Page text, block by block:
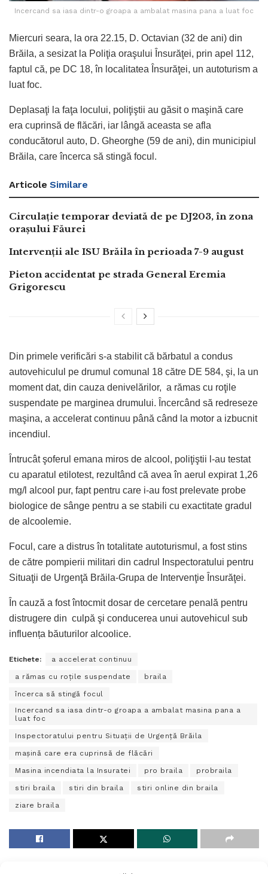
Incercand sa iasa dintr-o groapa a ambalat masina pana a luat foc
Miercuri seara, la ora 22.15, D. Octavian (32 de ani) din
Brăila, a sesizat la Poliţia oraşului Însurăţei, prin apel 112,
faptul că, pe DC 18, în localitatea Însurăţei, un autoturism a
luat foc.
Deplasaţi la faţa locului, poliţiştii au găsit o maşină care
era cuprinsă de flăcări, iar lângă aceasta se afla
conducătorul auto, D. Gheorghe (59 de ani), din municipiul
Brăila, care încerca să stingă focul.
Articole Similare
Circulație temporar deviată de pe DJ203, în zona
orașului Făurei
Intervenții ale ISU Brăila în perioada 7-9 august
Pieton accidentat pe strada General Eremia
Grigorescu
Din primele verificări s-a stabilit că bărbatul a condus
autovehiculul pe drumul comunal 18 către DE 584, şi, la un
moment dat, din cauza denivelărilor, a rămas cu roţile
suspendate pe marginea drumului. Încercând să redreseze
maşina, a accelerat continuu până când la motor a izbucnit
incendiul.
Întrucât şoferul emana miros de alcool, poliţiştii l-au testat
cu aparatul etilotest, rezultând că avea în aerul expirat 1,26
mg/l alcool pur, fapt pentru care i-au fost prelevate probe
biologice de sânge pentru a se stabili cu exactitate gradul
de alcoolemie.
Focul, care a distrus în totalitate autoturismul, a fost stins
de către pompierii militari din cadrul Inspectoratului pentru
Situaţii de Urgenţă Brăila-Grupa de Intervenţie Însurăţei.
În cauză a fost întocmit dosar de cercetare penală pentru
distrugere din culpă şi conducerea unui autovehicul sub
influența băuturilor alcoolice.
Etichete: a accelerat continuu
a rămas cu roţile suspendate braila
încerca să stingă focul
Incercand sa iasa dintr-o groapa a ambalat masina pana a
luat foc
Inspectoratului pentru Situaţii de Urgenţă Brăila
maşină care era cuprinsă de flăcări
Masina incendiata la Insuratei pro braila probraila
stiri braila stiri din braila stiri online din braila
ziare braila